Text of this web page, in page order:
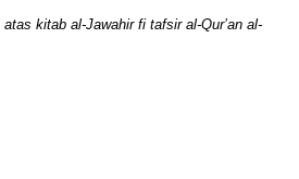
kitab al-Jawahir fi tafsir al-Qur’an al-